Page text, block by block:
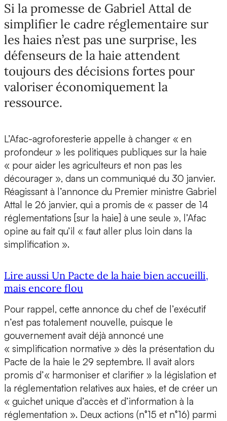
Si la promesse de Gabriel Attal de
simplifier le cadre réglementaire sur
les haies n’est pas une surprise, les
défenseurs de la haie attendent
toujours des décisions fortes pour
valoriser économiquement la
ressource.
L’Afac-agroforesterie appelle à changer « en
profondeur » les politiques publiques sur la haie
« pour aider les agriculteurs et non pas les
décourager », dans un communiqué du 30 janvier.
Réagissant à l’annonce du Premier ministre Gabriel
Attal le 26 janvier, qui a promis de « passer de 14
réglementations [sur la haie] à une seule », l’Afac
opine au fait qu’il « faut aller plus loin dans la
simplification ».
Lire aussi Un Pacte de la haie bien accueilli,
mais encore flou
Pour rappel, cette annonce du chef de l’exécutif
n’est pas totalement nouvelle, puisque le
gouvernement avait déjà annoncé une
« simplification normative » dès la présentation du
Pacte de la haie le 29 septembre. Il avait alors
promis d’« harmoniser et clarifier » la législation et
la réglementation relatives aux haies, et de créer un
« guichet unique d’accès et d’information à la
réglementation ». Deux actions (n°15 et n°16) parmi